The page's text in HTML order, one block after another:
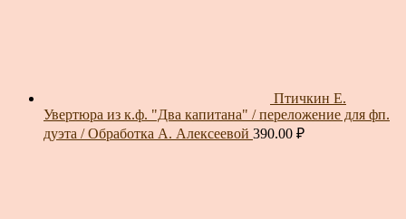
Птичкин Е.
Увертюра из к.ф. "Два капитана" / переложение для фп.
дуэта / Обработка А. Алексеевой 390.00 ₽